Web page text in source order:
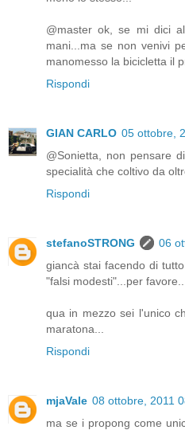
@master ok, se mi dici
mani...ma se non venivi
manomesso la bicicletta il
Rispondi
GIAN CARLO 05 ottobre,
@Sonietta, non pensare
specialità che coltivo da
Rispondi
stefanoSTRONG
06
giancà stai facendo di
"falsi modesti"...per favore...
qua in mezzo sei l'unico
maratona...
Rispondi
mjaVale 08 ottobre, 2011
ma se i propong come